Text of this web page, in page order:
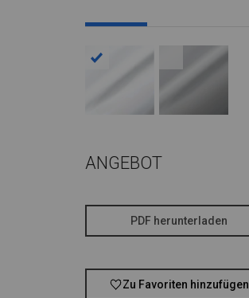
ANGEBOT
PDF herunterladen
Zu Favoriten hinzufügen